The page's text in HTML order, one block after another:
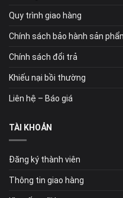
Quy trình giao hàng
Chính sách bảo hành sản
Chính sách đổi trả
Khiếu nại bồi thường
Liên hệ – Báo giá
TÀI KHOẢN
Đăng ký thành viên
Thông tin giao hàng